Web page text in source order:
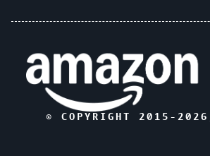
© COPYRIGHT 2015- 2026